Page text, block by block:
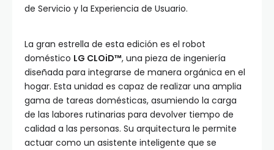
de Servicio y la Experiencia de Usuario.
La gran estrella de esta edición es el robot
doméstico LG CLOiD™, una pieza de ingeniería
diseñada para integrarse de manera orgánica en el
hogar. Esta unidad es capaz de realizar una amplia
gama de tareas domésticas, asumiendo la carga
de las labores rutinarias para devolver tiempo de
calidad a las personas. Su arquitectura le permite
actuar como un asistente inteligente que se